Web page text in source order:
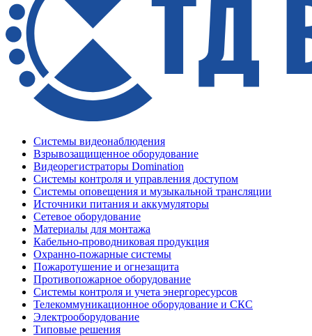
Системы видеонаблюдения
Взрывозащищенное оборудование
Видеорегистраторы Domination
Системы контроля и управления доступом
Системы оповещения и музыкальной трансляции
Источники питания и аккумуляторы
Сетевое оборудование
Материалы для монтажа
Кабельно-проводниковая продукция
Охранно-пожарные системы
Пожаротушение и огнезащита
Противопожарное оборудование
Системы контроля и учета энергоресурсов
Телекоммуникационное оборудование и СКС
Электрооборудование
Типовые решения